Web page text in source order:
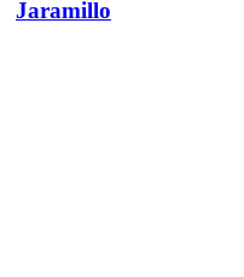
Jaramillo